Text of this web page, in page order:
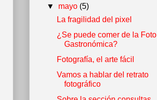
▼ mayo (5)
La fragilidad del pixel
¿Se puede comer de la Foto
Gastronómica?
Fotografía, el arte fácil
Vamos a hablar del retrato
fotográfico